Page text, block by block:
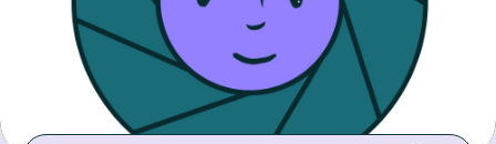
emeline.poyrault@gmail.com